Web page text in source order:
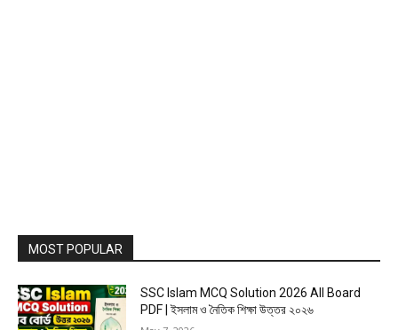
MOST POPULAR
SSC Islam MCQ Solution 2026 All Board
PDF | ইসলাম ও নৈতিক শিক্ষা উত্তর ২০২৬